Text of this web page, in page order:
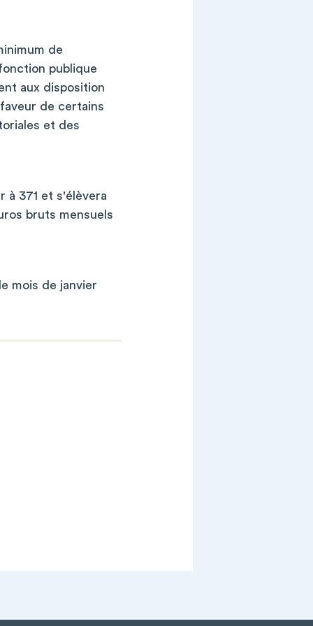
de
publique
aux disposition
de certains
et des
à 371 et s'élèvera
bruts mensuels
mois de janvier